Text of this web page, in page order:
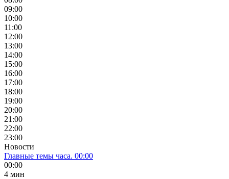
09:00
10:00
11:00
12:00
13:00
14:00
15:00
16:00
17:00
18:00
19:00
20:00
21:00
22:00
23:00
Новости
Главные темы часа. 00:00
00:00
4 мин